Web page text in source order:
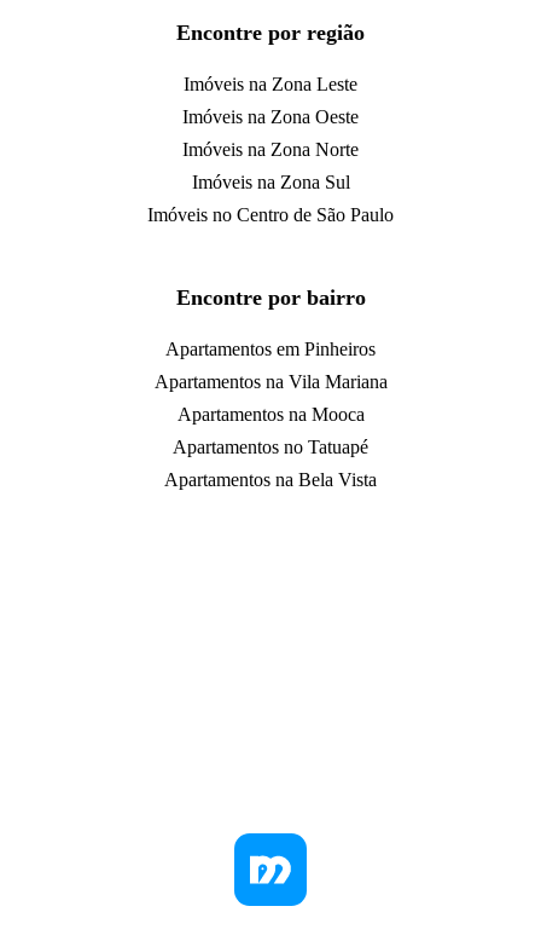
Encontre por região
Imóveis na Zona Leste
Imóveis na Zona Oeste
Imóveis na Zona Norte
Imóveis na Zona Sul
Imóveis no Centro de São Paulo
Encontre por bairro
Apartamentos em Pinheiros
Apartamentos na Vila Mariana
Apartamentos na Mooca
Apartamentos no Tatuapé
Apartamentos na Bela Vista